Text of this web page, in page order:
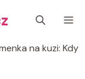
na kuzi: Kdy